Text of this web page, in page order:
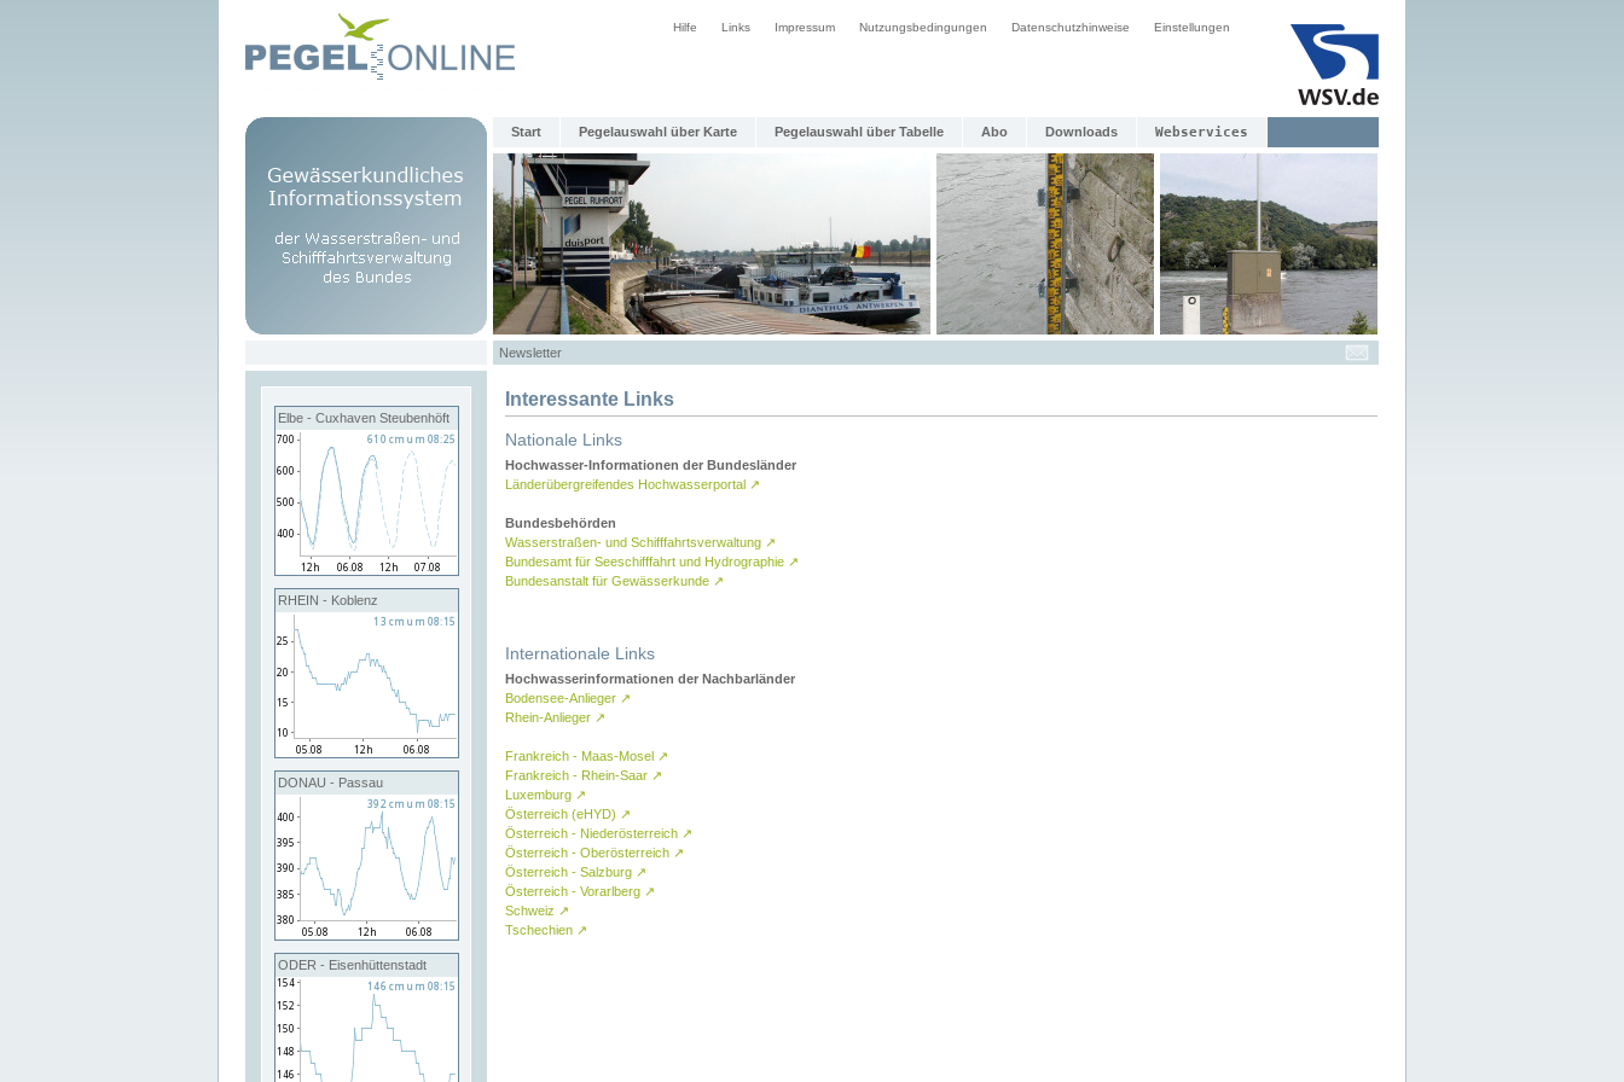
Hilfe Links Impressum Nutzungsbedingungen Datenschutzhinweise Einstellungen
Start Pegelauswahl über Karte Pegelauswahl über Tabelle Abo Downloads Webservices
Newsletter
Elbe - Cuxhaven Steubenhöft
RHEIN - Koblenz
DONAU - Passau
ODER - Eisenhüttenstadt
Interessante Links
Nationale Links
Hochwasser-Informationen der Bundesländer
Länderübergreifendes Hochwasserportal ↗
Bundesbehörden
Wasserstraßen- und Schifffahrtsverwaltung ↗
Bundesamt für Seeschifffahrt und Hydrographie ↗
Bundesanstalt für Gewässerkunde ↗
Internationale Links
Hochwasserinformationen der Nachbarländer
Bodensee-Anlieger ↗
Rhein-Anlieger ↗
Frankreich - Maas-Mosel ↗
Frankreich - Rhein-Saar ↗
Luxemburg ↗
Österreich (eHYD) ↗
Österreich - Niederösterreich ↗
Österreich - Oberösterreich ↗
Österreich - Salzburg ↗
Österreich - Vorarlberg ↗
Schweiz ↗
Tschechien ↗